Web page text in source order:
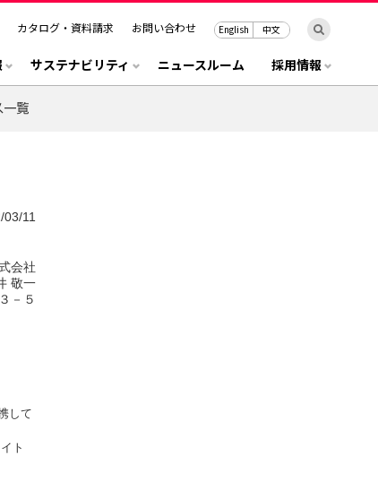
カタログ・資料請求 お問い合わせ English 中文
サステナビリティ ニュースルーム 採用情報
03/11
会社
敬一
－５
して
ト